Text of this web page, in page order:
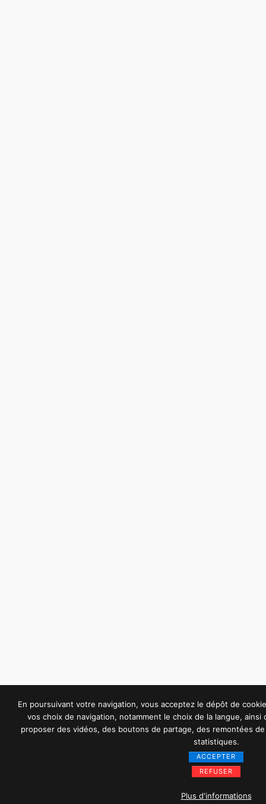
En poursuivant votre navigation, vous acceptez le dépôt de
vos choix de navigation, notamment le choix de la langue,
proposer des vidéos, des boutons de partage, des remontées
statistiques.
ACCEPTER
REFUSER
Plus d'informations